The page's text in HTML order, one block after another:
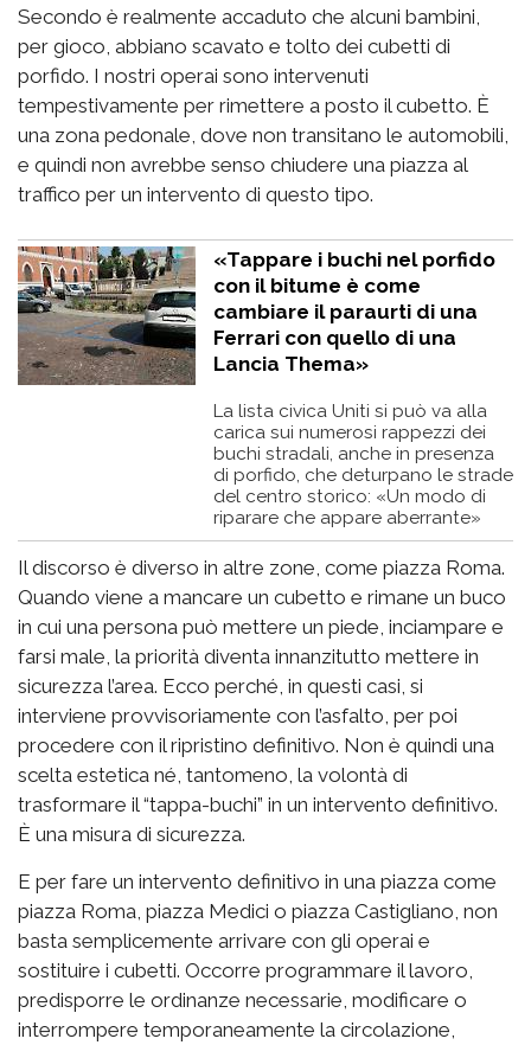
Secondo è realmente accaduto che alcuni bambini,
per gioco, abbiano scavato e tolto dei cubetti di
porfido. I nostri operai sono intervenuti
tempestivamente per rimettere a posto il cubetto. È
una zona pedonale, dove non transitano le automobili,
e quindi non avrebbe senso chiudere una piazza al
traffico per un intervento di questo tipo.
«Tappare i buchi nel porfido
con il bitume è come
cambiare il paraurti di una
Ferrari con quello di una
Lancia Thema»
La lista civica Uniti si può va alla
carica sui numerosi rappezzi dei
buchi stradali, anche in presenza
di porfido, che deturpano le strade
del centro storico: «Un modo di
riparare che appare aberrante»
Il discorso è diverso in altre zone, come piazza Roma.
Quando viene a mancare un cubetto e rimane un buco
in cui una persona può mettere un piede, inciampare e
farsi male, la priorità diventa innanzitutto mettere in
sicurezza l’area. Ecco perché, in questi casi, si
interviene provvisoriamente con l’asfalto, per poi
procedere con il ripristino definitivo. Non è quindi una
scelta estetica né, tantomeno, la volontà di
trasformare il “tappa-buchi” in un intervento definitivo.
È una misura di sicurezza.
E per fare un intervento definitivo in una piazza come
piazza Roma, piazza Medici o piazza Castigliano, non
basta semplicemente arrivare con gli operai e
sostituire i cubetti. Occorre programmare il lavoro,
predisporre le ordinanze necessarie, modificare o
interrompere temporaneamente la circolazione,